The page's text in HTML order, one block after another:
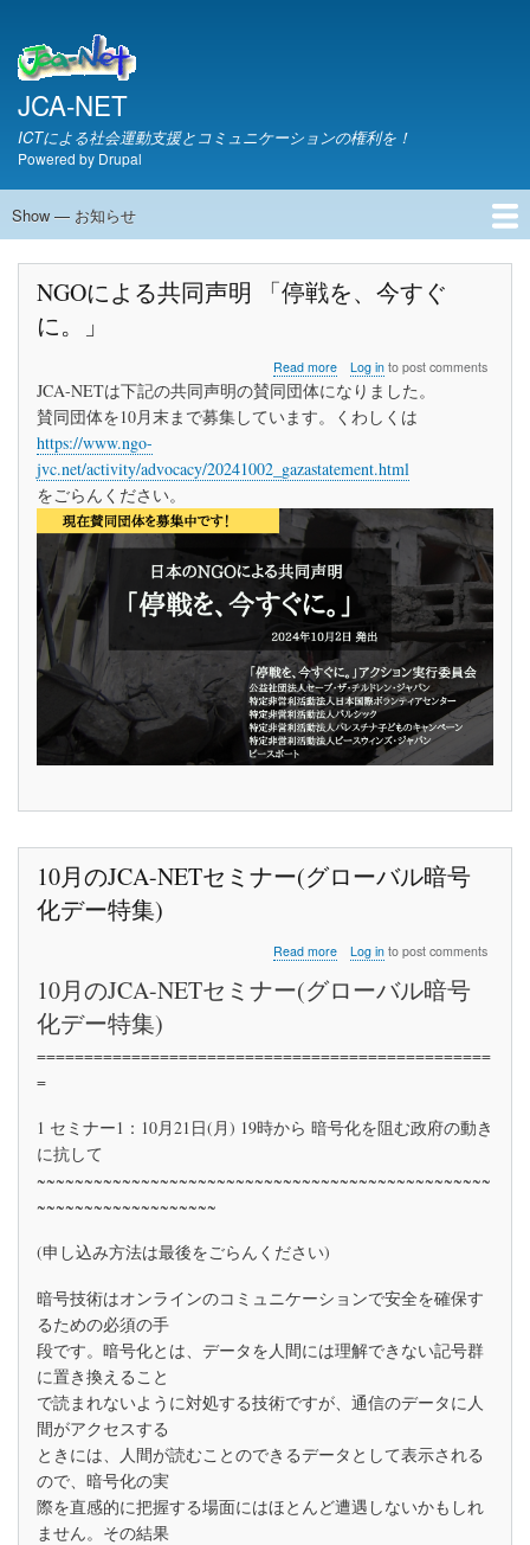
JCA-NET
ICTによる社会運動支援とコミュニケーションの権利を！
Powered by Drupal
お
Show — お知らせ
JCA-NETからのお知らせ
NGOによる共同声明 「停戦を、今すぐ
に。」
Read moreabout
NGO
に
よ
共
同
声
「停
戦
ぐ
に。」
Log into post comments
JCA-NETは下記の共同声明の賛同団体になりました。
賛同団体を10月末まで募集しています。くわしくは
https://www.ngo-
jvc.net/activity/advocacy/20241002_gazastatement.html
をごらんください。
10月のJCA-NETセミナー(グローバル暗号
化デー特集)
Read moreabout
月
ー
デ
特
Log into post comments
10月のJCA-NETセミナー(グローバル暗号
化デー特集)
================================================
=
1 セミナー1：10月21日(月) 19時から 暗号化を阻む政府の動き
に抗して
~~~~~~~~~~~~~~~~~~~~~~~~~~~~~~~~~~~~~~~~~~~~~~~~
~~~~~~~~~~~~~~~~~~~
(申し込み方法は最後をごらんください)
暗号技術はオンラインのコミュニケーションで安全を確保す
るための必須の手
段です。暗号化とは、データを人間には理解できない記号群
に置き換えること
で読まれないように対処する技術ですが、通信のデータに人
間がアクセスする
ときには、人間が読むことのできるデータとして表示される
ので、暗号化の実
際を直感的に把握する場面にはほとんど遭遇しないかもしれ
ません。その結果